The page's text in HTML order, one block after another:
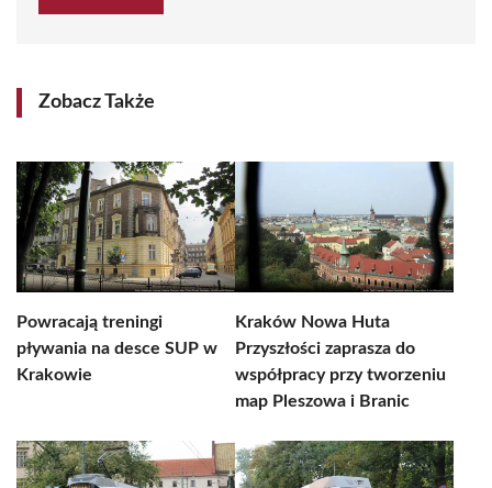
Zobacz Także
Powracają treningi
pływania na desce SUP w
Krakowie
Kraków Nowa Huta
Przyszłości zaprasza do
współpracy przy tworzeniu
map Pleszowa i Branic